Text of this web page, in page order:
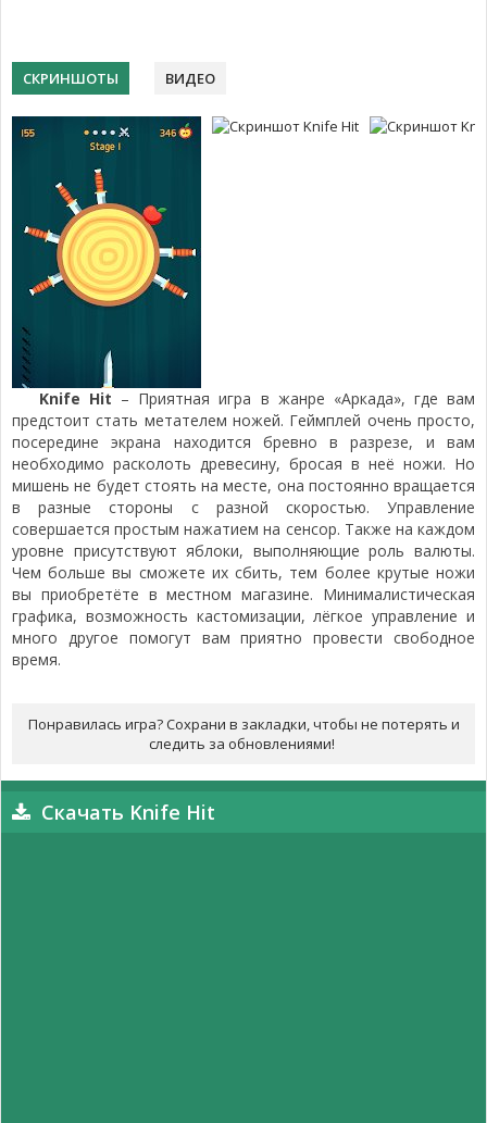
СКРИНШОТЫ ВИДЕО
Knife Hit – Приятная игра в жанре «Аркада», где вам
предстоит стать метателем ножей. Геймплей очень просто,
посередине экрана находится бревно в разрезе, и вам
необходимо расколоть древесину, бросая в неё ножи. Но
мишень не будет стоять на месте, она постоянно вращается
в разные стороны с разной скоростью. Управление
совершается простым нажатием на сенсор. Также на каждом
уровне присутствуют яблоки, выполняющие роль валюты.
Чем больше вы сможете их сбить, тем более крутые ножи
вы приобретёте в местном магазине. Минималистическая
графика, возможность кастомизации, лёгкое управление и
много другое помогут вам приятно провести свободное
время.
Понравилась игра? Сохрани в закладки, чтобы не потерять и
следить за обновлениями!
Скачать Knife Hit